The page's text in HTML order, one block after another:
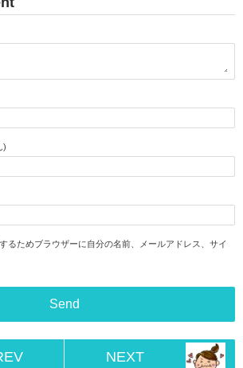
)
るためブラウザーに自分の名前、メールアドレス、サイ
NEXT